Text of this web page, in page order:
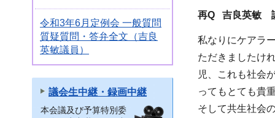
令和3年6月定例会 一般質問
質疑質問・答弁全文（吉良
英敏議員）
議会生中継・録画中継
本会議及び予算特別委
再Q 吉良英敏
私なりにケアラ
ただきましたけ
児、これも社会
ってもとても貴
そして共生社会